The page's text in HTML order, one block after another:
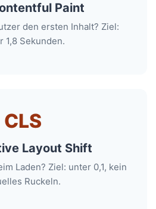
Paint
den ersten Inhalt? Ziel:
1,8 Sekunden.
CLS
Layout Shift
Laden? Ziel: unter 0,1, kein
Ruckeln.